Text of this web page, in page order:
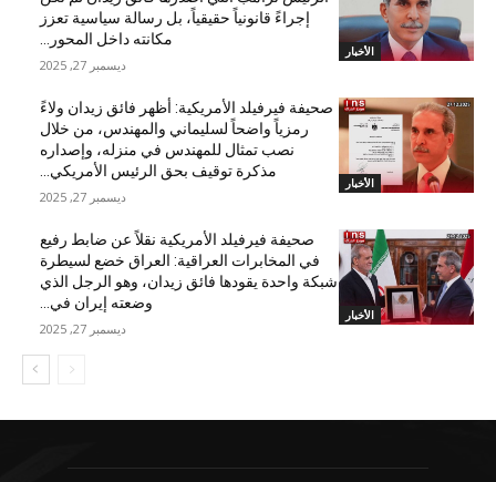
الأخبار
إجراءً قانونياً حقيقياً، بل رسالة سياسية تعزز
مكانته داخل المحور...
ديسمبر 27, 2025
الأخبار
صحيفة فيرفيلد الأمريكية: أظهر فائق زيدان ولاءً
رمزياً واضحاً لسليماني والمهندس، من خلال
نصب تمثال للمهندس في منزله، وإصداره
مذكرة توقيف بحق الرئيس الأمريكي...
ديسمبر 27, 2025
الأخبار
صحيفة فيرفيلد الأمريكية نقلاً عن ضابط رفيع
في المخابرات العراقية: العراق خضع لسيطرة
شبكة واحدة يقودها فائق زيدان، وهو الرجل الذي
وضعته إيران في...
ديسمبر 27, 2025